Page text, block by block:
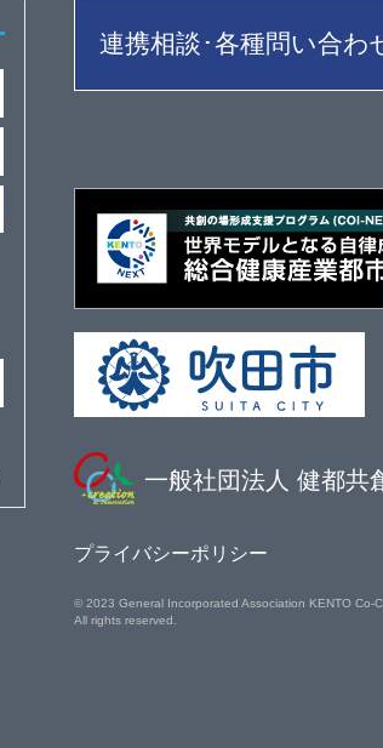
連携相談･各種問い合わ
一般社団法人 健都共
プライバシーポリシー
© 2023 General Incorporated Association KENTO Co-
All rights reserved.